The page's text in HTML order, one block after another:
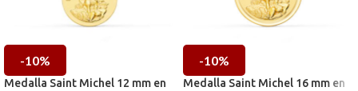
-10%
Medalla Saint Michel 12 mm en
-10%
Medalla Saint Michel 16 mm en